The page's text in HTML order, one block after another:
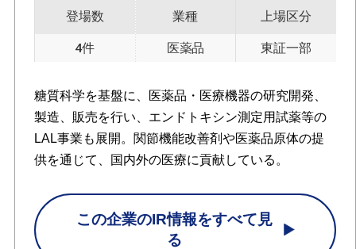
登場数
4件
業種
医薬品
上場区分
東証一部
糖質科学を基盤に、医薬品・医療機器の研究開発、
製造、販売を行い、エンドトキシン測定用試薬等の
LAL事業も展開。関節機能改善剤や医薬品原体の提
供を通じて、国内外の医療に貢献している。
この企業のIR情報をすべて見
る